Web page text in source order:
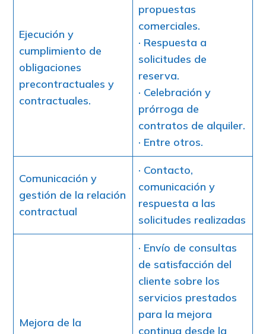
Ejecución y
cumplimiento de
obligaciones
precontractuales y
contractuales.
propuestas
comerciales.
· Respuesta a
solicitudes de
reserva.
· Celebración y
prórroga de
contratos de alquiler.
· Entre otros.
Comunicación y
gestión de la relación
contractual
· Contacto,
comunicación y
respuesta a las
solicitudes realizadas
Mejora de la
· Envío de consultas
de satisfacción del
cliente sobre los
servicios prestados
para la mejora
continua desde la